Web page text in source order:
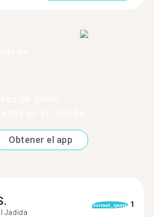
Obtener el app
Jadida
format_quote 1